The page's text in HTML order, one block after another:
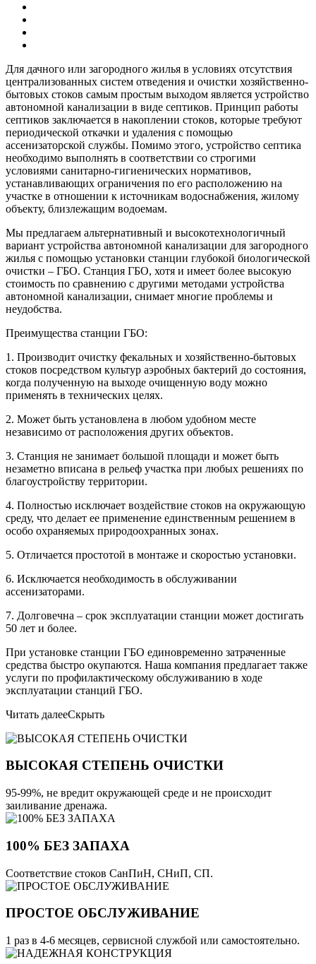
Для дачного или загородного жилья в условиях отсутствия
централизованных систем отведения и очистки хозяйственно-
бытовых стоков самым простым выходом является устройство
автономной канализации в виде септиков. Принцип работы
септиков заключается в накоплении стоков, которые требуют
периодической откачки и удаления с помощью
ассенизаторской службы. Помимо этого, устройство септика
необходимо выполнять в соответствии со строгими
условиями санитарно-гигиенических нормативов,
устанавливающих ограничения по его расположению на
участке в отношении к источникам водоснабжения, жилому
объекту, близлежащим водоемам.
Мы предлагаем альтернативный и высокотехнологичный
вариант устройства автономной канализации для загородного
жилья с помощью установки станции глубокой биологической
очистки – ГБО. Станция ГБО, хотя и имеет более высокую
стоимость по сравнению с другими методами устройства
автономной канализации, снимает многие проблемы и
неудобства.
Преимущества станции ГБО:
1. Производит очистку фекальных и хозяйственно-бытовых
стоков посредством культур аэробных бактерий до состояния,
когда полученную на выходе очищенную воду можно
применять в технических целях.
2. Может быть установлена в любом удобном месте
независимо от расположения других объектов.
3. Станция не занимает большой площади и может быть
незаметно вписана в рельеф участка при любых решениях по
благоустройству территории.
4. Полностью исключает воздействие стоков на окружающую
среду, что делает ее применение единственным решением в
особо охраняемых природоохранных зонах.
5. Отличается простотой в монтаже и скоростью установки.
6. Исключается необходимость в обслуживании
ассенизаторами.
7. Долговечна – срок эксплуатации станции может достигать
50 лет и более.
При установке станции ГБО единовременно затраченные
средства быстро окупаются. Наша компания предлагает также
услуги по профилактическому обслуживанию в ходе
эксплуатации станций ГБО.
Читать далееСкрыть
ВЫСОКАЯ СТЕПЕНЬ ОЧИСТКИ
95-99%, не вредит окружающей среде и не происходит
заиливание дренажа.
100% БЕЗ ЗАПАХА
Соответствие стоков СанПиН, СНиП, СП.
ПРОСТОЕ ОБСЛУЖИВАНИЕ
1 раз в 4-6 месяцев, сервисной службой или самостоятельно.